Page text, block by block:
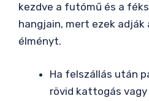
kezdve a futómű és a
hangjain, mert ezek adják
élményt.
Ha felszállás után
rövid kattogás